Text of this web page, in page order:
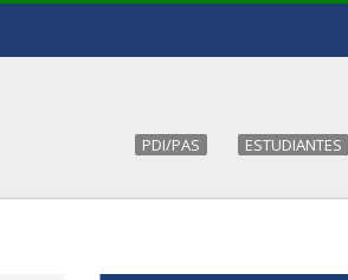
PDI/PAS ESTUDIANTES